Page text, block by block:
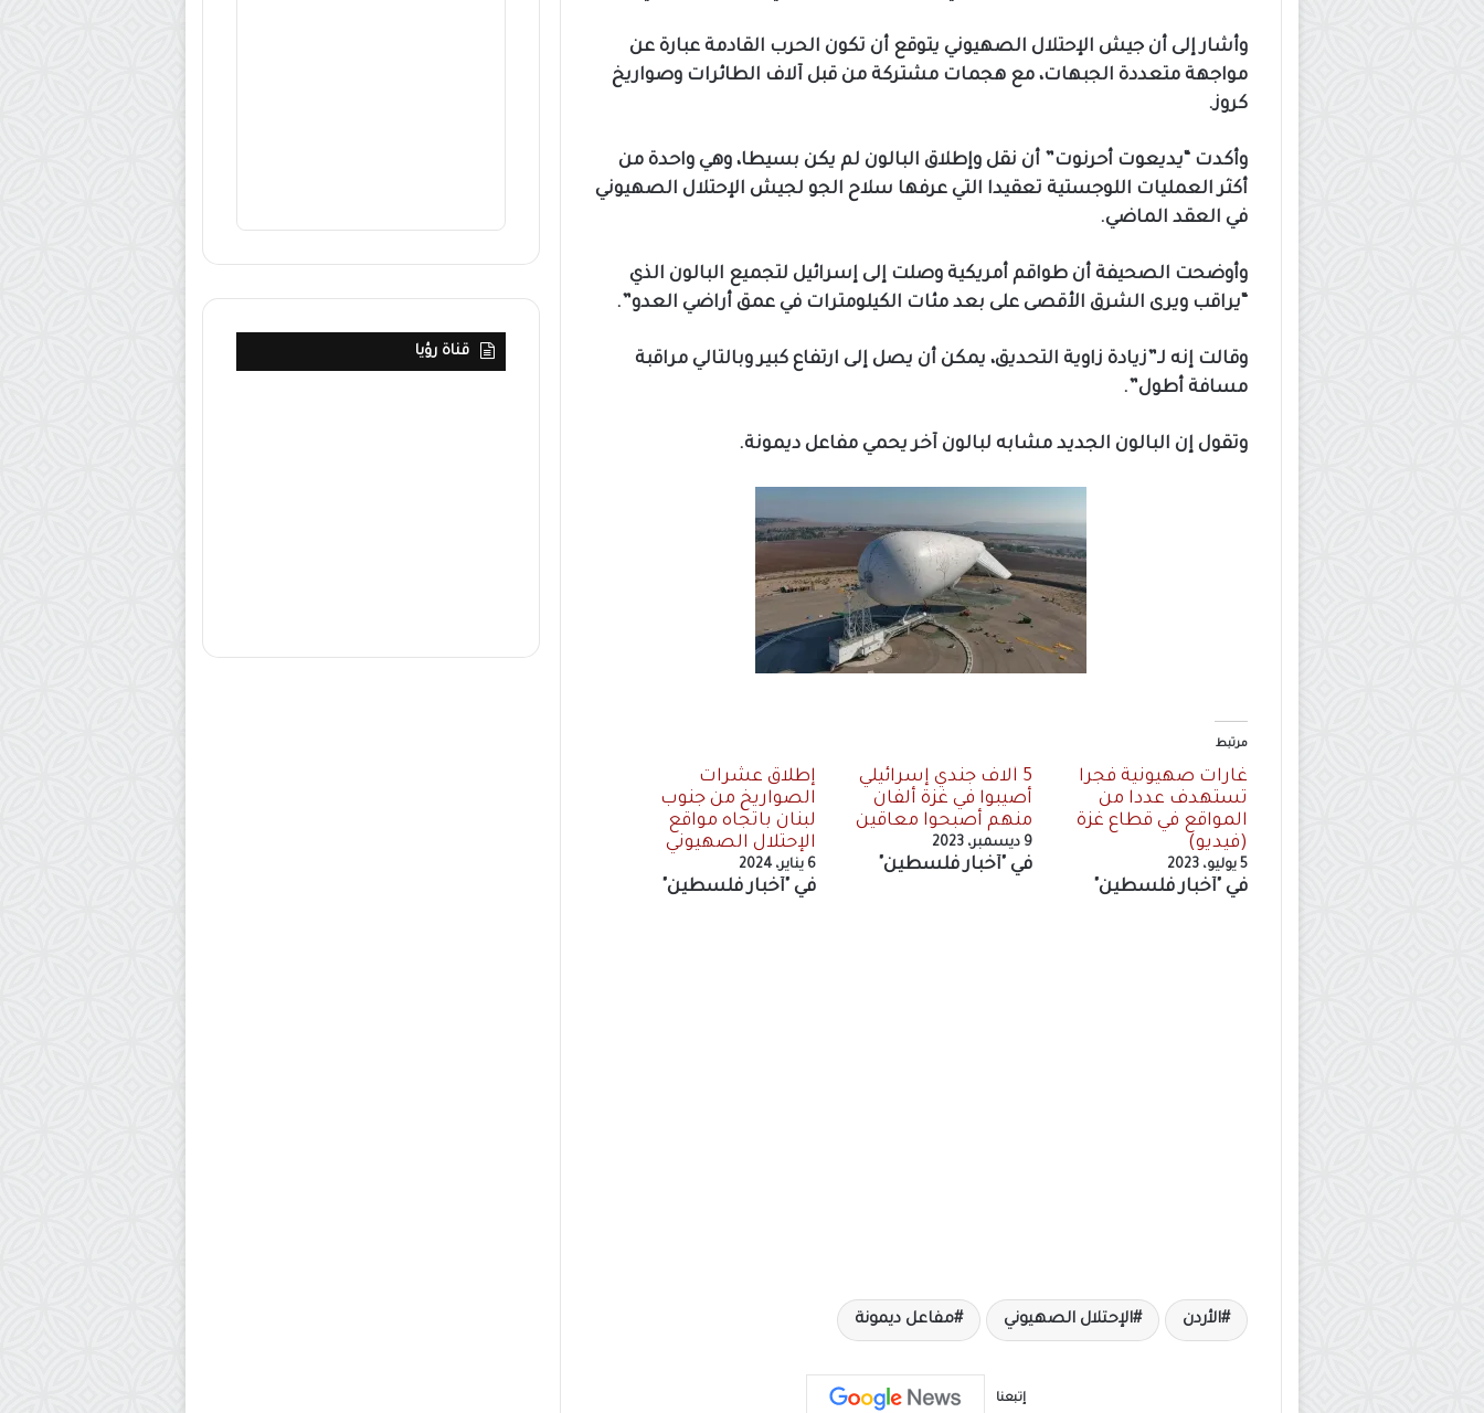
وأشار إلى أن جيش الإحتلال الصهيوني يتوقع أن تكون الحرب القادمة عبارة عن
مواجهة متعددة الجبهات، مع هجمات مشتركة من قبل آلاف الطائرات وصواريخ
كروز.
وأكدت “يديعوت أحرنوت” أن نقل وإطلاق البالون لم يكن بسيطا، وهي واحدة من
أكثر العمليات اللوجستية تعقيدا التي عرفها سلاح الجو لجيش الإحتلال الصهيوني
في العقد الماضي.
وأوضحت الصحيفة أن طواقم أمريكية وصلت إلى إسرائيل لتجميع البالون الذي
“يراقب ويرى الشرق الأقصى على بعد مئات الكيلومترات في عمق أراضي العدو”.
وقالت إنه لـ”زيادة زاوية التحديق، يمكن أن يصل إلى ارتفاع كبير وبالتالي مراقبة
مسافة أطول”.
وتقول إن البالون الجديد مشابه لبالون آخر يحمي مفاعل ديمونة.
مرتبط
غارات صهيونية فجرا
تستهدف عددا من
المواقع في قطاع غزة
(فيديو)
5 يوليو، 2023
في "أخبار فلسطين"
5 آلاف جندي إسرائيلي
أصيبوا في غزة ألفان
منهم أصبحوا معاقين
9 ديسمبر، 2023
في "أخبار فلسطين"
إطلاق عشرات
الصواريخ من جنوب
لبنان باتجاه مواقع
الإحتلال الصهيوني
6 يناير، 2024
في "أخبار فلسطين"
الأردن الإحتلال الصهيوني مفاعل ديمونة
إتبعنا
قناة رؤيا